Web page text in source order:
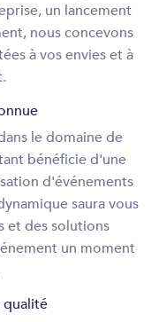
un lancement
nous concevons
à vos envies et à
le domaine de
bénéficie d'une
d'événements
saura vous
et des solutions
un moment
qualité